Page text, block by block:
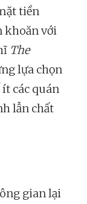
tiền
khoăn với
The
lựa chọn
các quán
lẫn chất
gian lại